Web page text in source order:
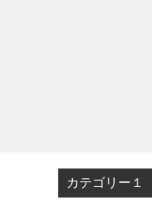
カテゴリー１